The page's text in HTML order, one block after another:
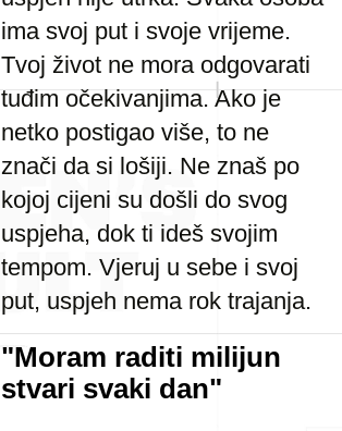
ima svoj put i svoje vrijeme.
Tvoj život ne mora odgovarati
tuđim očekivanjima. Ako je
netko postigao više, to ne
znači da si lošiji. Ne znaš po
kojoj cijeni su došli do svog
uspjeha, dok ti ideš svojim
tempom. Vjeruj u sebe i svoj
put, uspjeh nema rok trajanja.
"Moram raditi milijun
stvari svaki dan"